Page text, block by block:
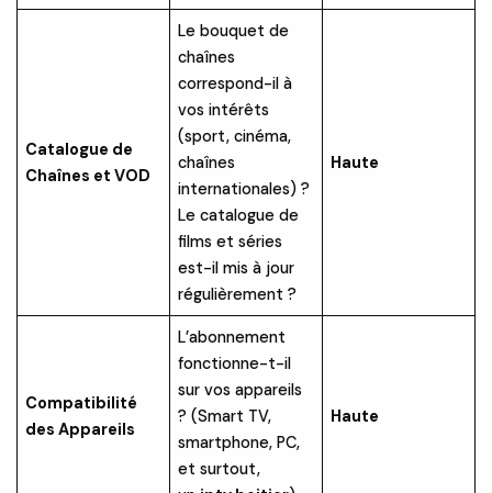
Catalogue de
Chaînes et VOD
Le bouquet de
chaînes
correspond-il à
vos intérêts
(sport, cinéma,
chaînes
internationales) ?
Le catalogue de
films et séries
est-il mis à jour
régulièrement ?
Haute
Compatibilité
des Appareils
L’abonnement
fonctionne-t-il
sur vos appareils
? (Smart TV,
smartphone, PC,
et surtout,
Haute